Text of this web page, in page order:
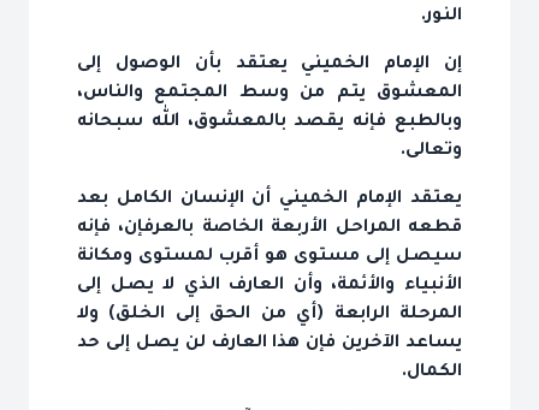
النور.
إن الإمام الخميني يعتقد بأن الوصول إلى
المعشوق يتم من وسط المجتمع والناس،
وبالطبع فإنه يقصد بالمعشوق، الله سبحانه
وتعالى.
يعتقد الإمام الخميني أن الإنسان الكامل بعد
قطعه المراحل الأربعة الخاصة بالعرفإن، فإنه
سيصل إلى مستوى هو أقرب لمستوى ومكانة
الأنبياء والأئمة، وأن العارف الذي لا يصل إلى
المرحلة الرابعة (أي من الحق إلى الخلق) ولا
يساعد الآخرين فإن هذا العارف لن يصل إلى حد
الكمال.